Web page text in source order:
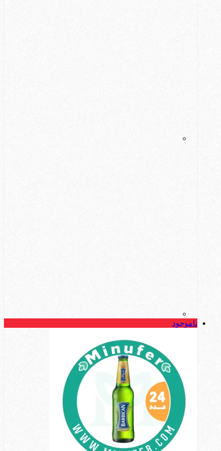
ناموجود